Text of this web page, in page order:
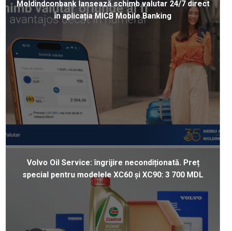
Moldindconbank lansează schimb valutar 24/7 direct
în aplicația MICB Mobile Banking
Volvo Oil Service: îngrijire necondiționată. Preț
special pentru modelele XC60 și XC90: 3 700 MDL